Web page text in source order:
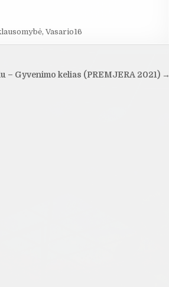
, Vasario16
– Gyvenimo kelias (PREMJERA 2021) →